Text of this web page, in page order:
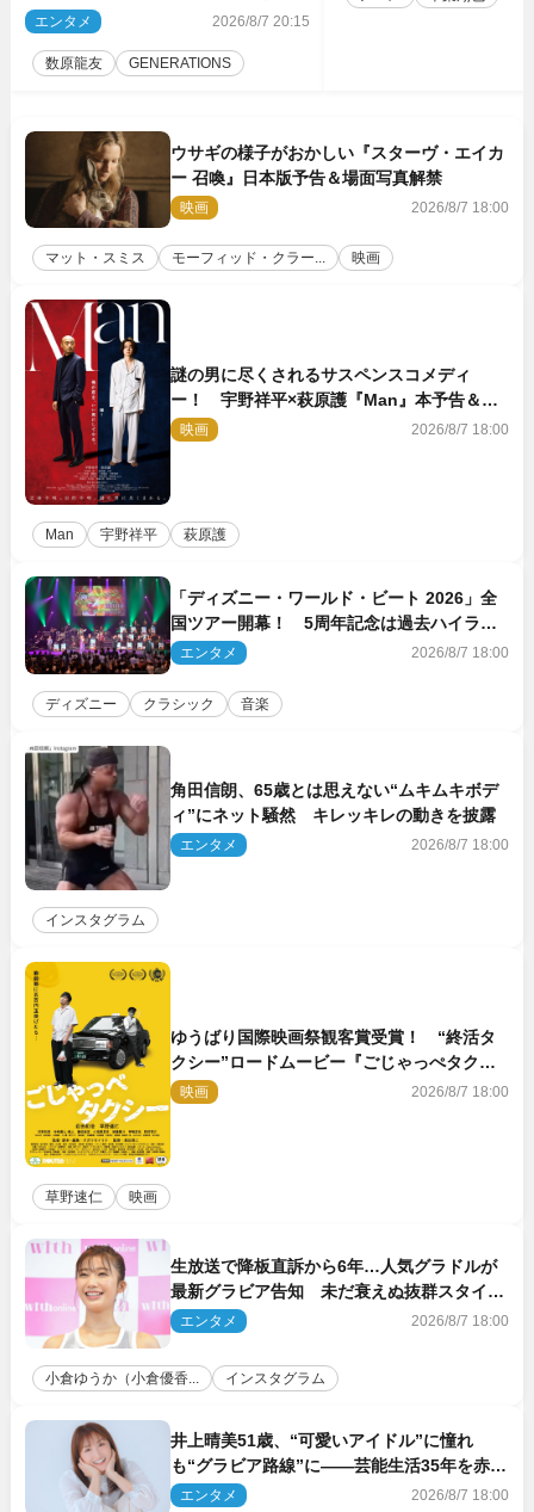
た瞬間を、音に乗せてお届けできれ
エンタメ 2026/8/7 20:15
数原龍友 GENERATIONS
ウサギの様子がおかしい『スターヴ・エイカ
ー 召喚』日本版予告＆場面写真解禁
映画 2026/8/7 18:00
マット・スミス モーフィッド・クラー... 映画
謎の男に尽くされるサスペンスコメディ
ー！ 宇野祥平×萩原護『Man』本予告＆新
ビジュアル解禁
映画 2026/8/7 18:00
Man 宇野祥平 萩原護
「ディズニー・ワールド・ビート 2026」全
国ツアー開幕！ 5周年記念は過去ハイライ
ト＆クルーズ旅を大満喫！【潜入レポート】
エンタメ 2026/8/7 18:00
ディズニー クラシック 音楽
角田信朗、65歳とは思えない“ムキムキボデ
ィ”にネット騒然 キレッキレの動きを披露
エンタメ 2026/8/7 18:00
インスタグラム
ゆうばり国際映画祭観客賞受賞！ “終活タ
クシー”ロードムービー『ごじゃっぺタクシ
ー』10月公開＆予告解禁
映画 2026/8/7 18:00
草野速仁 映画
生放送で降板直訴から6年…人気グラドルが
最新グラビア告知 未だ衰えぬ抜群スタイル
に反響
エンタメ 2026/8/7 18:00
小倉ゆうか（小倉優香... インスタグラム
井上晴美51歳、“可愛いアイドル”に憧れ
も“グラビア路線”に――芸能生活35年を赤
裸々に語る 27年ぶりに写真集発売
エンタメ 2026/8/7 18:00